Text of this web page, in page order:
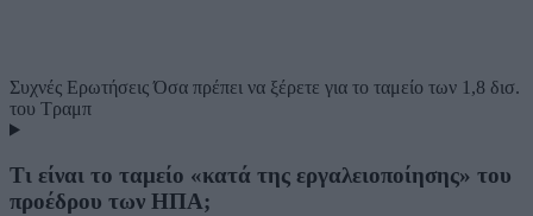
Συχνές ΕρωτήσειςΌσα πρέπει να ξέρετε για το ταμείο των 1,8 δισ.
του Τραμπ
Τι είναι το ταμείο «κατά της εργαλειοποίησης» του
προέδρου των ΗΠΑ;